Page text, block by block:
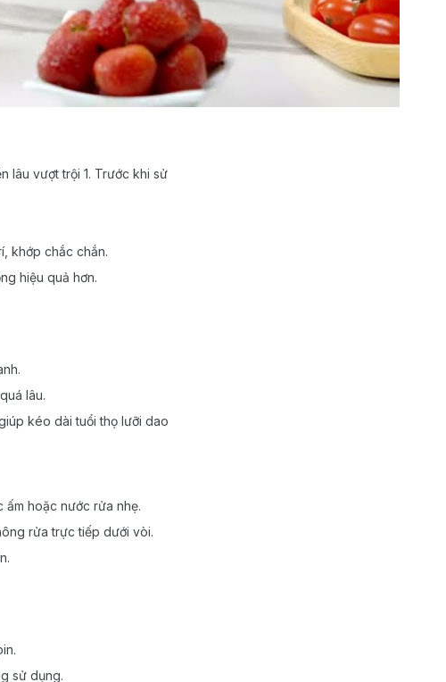
lâu vượt trội 1. Trước khi sử
khớp chắc chắn.
hiệu quả hơn.
lâu.
kéo dài tuổi thọ lưỡi dao
hoặc nước rửa nhẹ.
rửa trực tiếp dưới vòi.
sử dụng.